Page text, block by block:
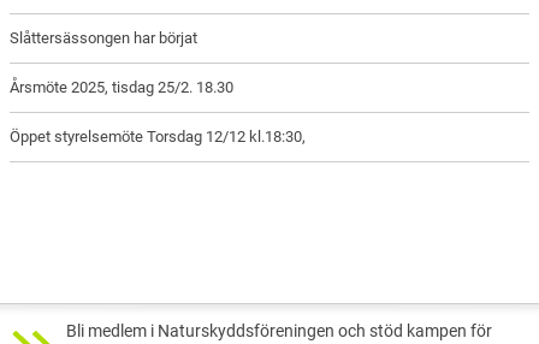
Slåttersässongen har börjat
Årsmöte 2025, tisdag 25/2. 18.30
Öppet styrelsemöte Torsdag 12/12 kl.18:30,
Bli medlem i Naturskyddsföreningen och stöd kampen för